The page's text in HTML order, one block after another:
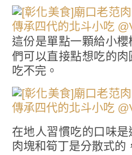
這份是單點一顆給小
們可以直接點想吃的
吃不完。
在地人習慣吃的口味
肉塊和筍丁是分散式的